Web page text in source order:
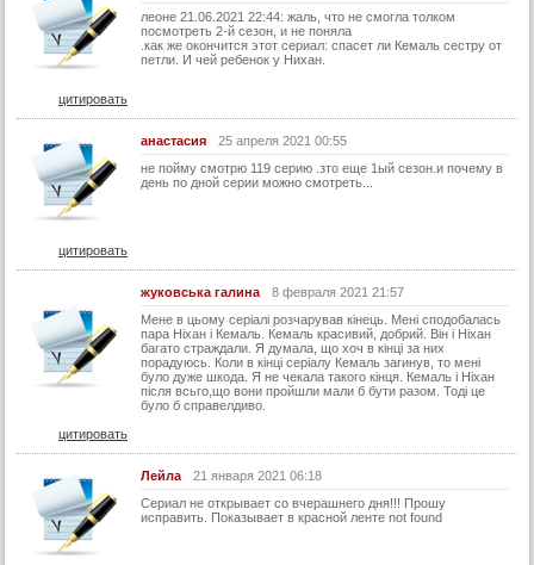
63 серия
63 серия (суб)
64 серия (суб)
65 серия
65 серия (суб)
66 серия
66 серия (суб)
67 серия (суб)
68 серия
68 серия (суб)
69 серия (суб)
70 серия
70 серия (суб)
71 серия
леоне 21.06.2021 22:44: жаль, что не смогла толком
посмотреть 2-й сезон, и не поняла
.как же окончится этот сериал: спасет ли Кемаль сестру от
петли. И чей ребенок у Нихан.
цитировать
анастасия
25 апреля 2021 00:55
не пойму смотрю 119 серию .зто еще 1ый сезон.и почему в
день по дной серии можно смотреть...
цитировать
жуковська галина
8 февраля 2021 21:57
Мене в цьому серіалі розчарував кінець. Мені сподобалась
пара Ніхан і Кемаль. Кемаль красивий, добрий. Він і Ніхан
багато страждали. Я думала, що хоч в кінці за них
порадуюсь. Коли в кінці серіалу Кемаль загинув, то мені
було дуже шкода. Я не чекала такого кінця. Кемаль і Ніхан
після всьго,що вони пройшли мали б бути разом. Тоді це
було б справелдиво.
цитировать
Лейла
21 января 2021 06:18
Сериал не открывает со вчерашнего дня!!! Прошу
исправить. Показывает в красной ленте not found